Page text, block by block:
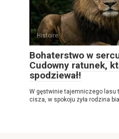
Histoire
Bohaterstwo w
Cudowny ratunek,
spodziewał!
W gęstwinie tajemniczego lasu
cisza, w spokoju żyła rodzina